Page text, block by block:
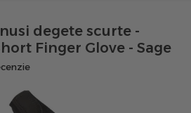
degete scurte -
Finger Glove - Sage